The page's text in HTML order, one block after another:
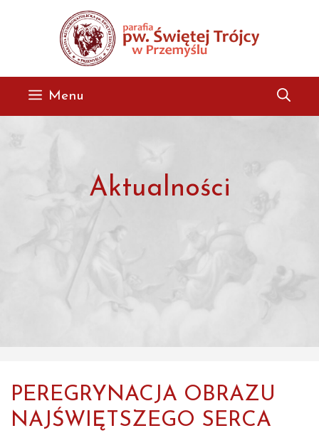
Menu
Aktualności
PEREGRYNACJA OBRAZU
NAJŚWIĘTSZEGO SERCA